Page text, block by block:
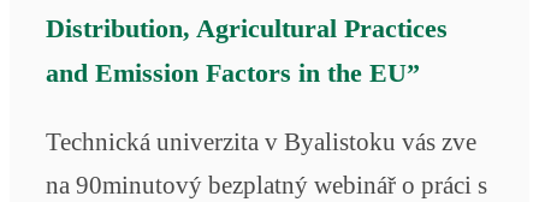
Distribution, Agricultural Practices
and Emission Factors in the EU”
Technická univerzita v Byalistoku vás zve
na 90minutový bezplatný webinář o práci s